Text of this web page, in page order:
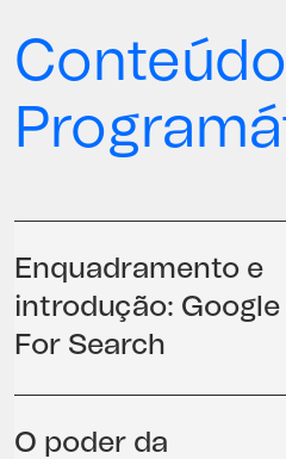
Conteúdo
Enquadramento e
introdução: Google
For Search
O poder da